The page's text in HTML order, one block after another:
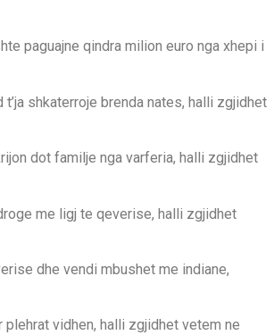
paguajne qindra milion euro nga xhepi i
shkaterroje brenda nates, halli zgjidhet
dot familje nga varferia, halli zgjidhet
me ligj te qeverise, halli zgjidhet
dhe vendi mbushet me indiane,
vidhen, halli zgjidhet vetem ne